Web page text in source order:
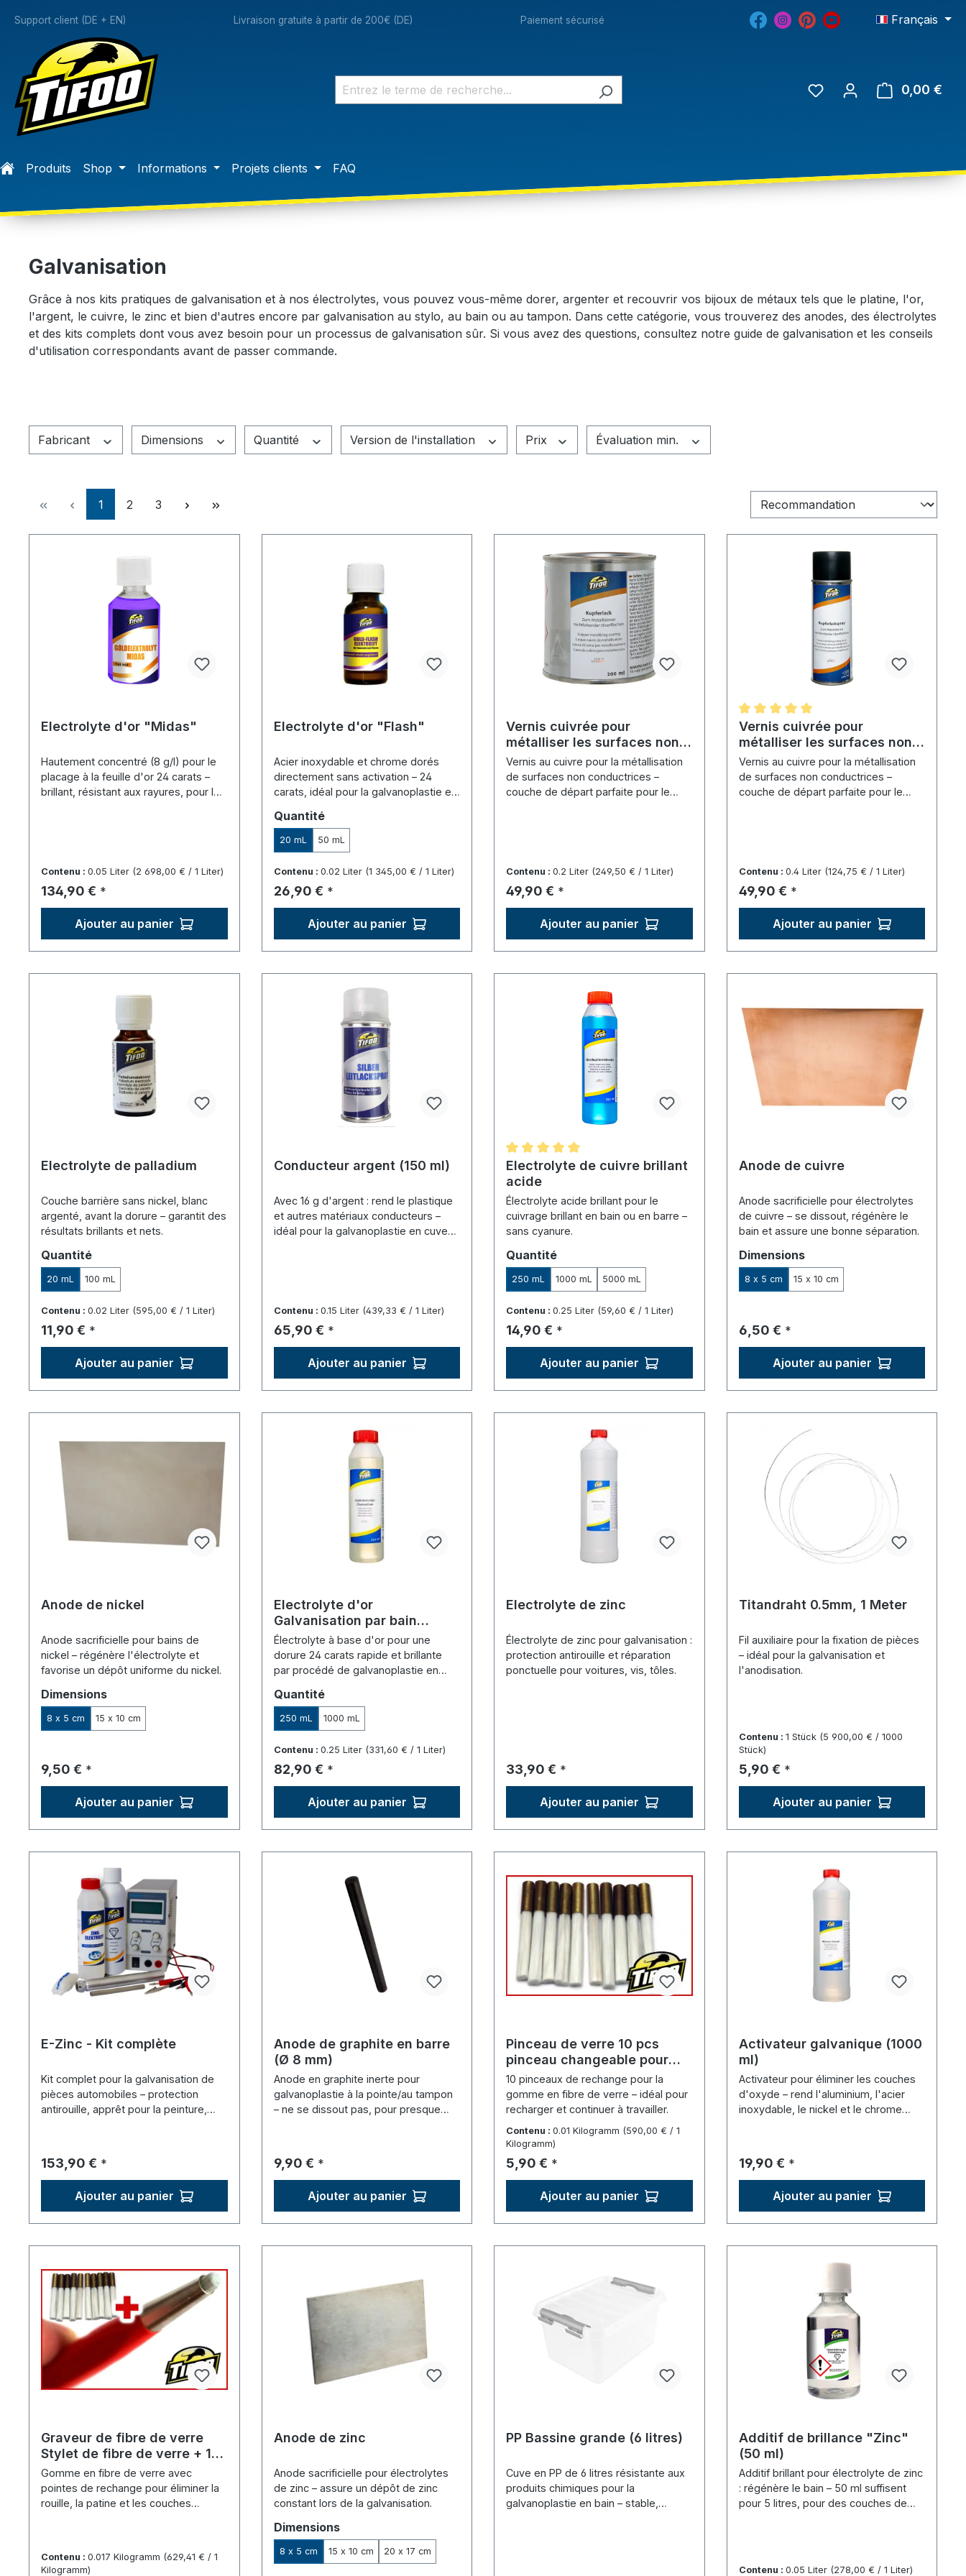
Passer à la navigation principale
Support client (DE + EN) Livraison gratuite à partir de 200€ (DE) Paiement sécurisé Français
0,00 €
Produits Shop Informations Projets clients FAQ
Galvanisation
Grâce à nos kits pratiques de galvanisation et à nos électrolytes, vous pouvez vous-même dorer, argenter et recouvrir vos bijoux de métaux tels que le platine, l'or,
l'argent, le cuivre, le zinc et bien d'autres encore par galvanisation au stylo, au bain ou au tampon. Dans cette catégorie, vous trouverez des anodes, des électrolytes
et des kits complets dont vous avez besoin pour un processus de galvanisation sûr. Si vous avez des questions, consultez notre guide de galvanisation et les conseils
d'utilisation correspondants avant de passer commande.
Fabricant Dimensions Quantité Version de l'installation Prix Évaluation min.
Page
1 Page
2 Page
3
Electrolyte d'or "Midas"
Hautement concentré (8 g/l) pour le
placage à la feuille d'or 24 carats –
brillant, résistant aux rayures, pour la
Contenu : 0.05 Liter (2 698,00 € / 1 Liter)
Prix régulier :
134,90 € *
Ajouter au panier
Electrolyte d'or "Flash"
Acier inoxydable et chrome dorés
directement sans activation – 24
carats, idéal pour la galvanoplastie en
Sélectionnez
Quantité
20 mL 50 mL
Contenu : 0.02 Liter (1 345,00 € / 1 Liter)
Prix régulier :
26,90 € *
Ajouter au panier
Vernis cuivrée pour
métalliser les surfaces non
conductrices - boîte (200
ml)
Vernis au cuivre pour la métallisation
de surfaces non conductrices –
couche de départ parfaite pour le
Contenu : 0.2 Liter (249,50 € / 1 Liter)
Prix régulier :
49,90 € *
Ajouter au panier
Note moyenne de 5 sur 5 étoiles
Vernis cuivrée pour
métalliser les surfaces non
conductrices - Spray (400
ml)
Vernis au cuivre pour la métallisation
de surfaces non conductrices –
couche de départ parfaite pour le
Contenu : 0.4 Liter (124,75 € / 1 Liter)
Prix régulier :
49,90 € *
Ajouter au panier
Electrolyte de palladium
Couche barrière sans nickel, blanc
argenté, avant la dorure – garantit des
résultats brillants et nets.
Sélectionnez
Quantité
20 mL 100 mL
Contenu : 0.02 Liter (595,00 € / 1 Liter)
Prix régulier :
11,90 € *
Ajouter au panier
Conducteur argent (150 ml)
Avec 16 g d'argent : rend le plastique
et autres matériaux conducteurs –
idéal pour la galvanoplastie en cuve
Contenu : 0.15 Liter (439,33 € / 1 Liter)
Prix régulier :
65,90 € *
Ajouter au panier
Note moyenne de 5 sur 5 étoiles
Electrolyte de cuivre brillant
acide
Électrolyte acide brillant pour le
cuivrage brillant en bain ou en barre –
sans cyanure.
Sélectionnez
Quantité
250 mL 1000 mL 5000 mL
Contenu : 0.25 Liter (59,60 € / 1 Liter)
Prix régulier :
14,90 € *
Ajouter au panier
Anode de cuivre
Anode sacrificielle pour électrolytes
de cuivre – se dissout, régénère le
bain et assure une bonne séparation.
Sélectionnez
Dimensions
8 x 5 cm 15 x 10 cm
Prix régulier :
6,50 € *
Ajouter au panier
Anode de nickel
Anode sacrificielle pour bains de
nickel – régénère l'électrolyte et
favorise un dépôt uniforme du nickel.
Sélectionnez
Dimensions
8 x 5 cm 15 x 10 cm
Prix régulier :
9,50 € *
Ajouter au panier
Electrolyte d'or
Galvanisation par bain
"Chamaeleon"
Électrolyte à base d'or pour une
dorure 24 carats rapide et brillante
par procédé de galvanoplastie en
Sélectionnez
Quantité
250 mL 1000 mL
Contenu : 0.25 Liter (331,60 € / 1 Liter)
Prix régulier :
82,90 € *
Ajouter au panier
Electrolyte de zinc
Électrolyte de zinc pour galvanisation :
protection antirouille et réparation
ponctuelle pour voitures, vis, tôles.
Prix régulier :
33,90 € *
Ajouter au panier
Titandraht 0.5mm, 1 Meter
Fil auxiliaire pour la fixation de pièces
– idéal pour la galvanisation et
l'anodisation.
Contenu : 1 Stück (5 900,00 € / 1000
Stück)
Prix régulier :
5,90 € *
Ajouter au panier
E-Zinc - Kit complète
Kit complet pour la galvanisation de
pièces automobiles – protection
antirouille, apprêt pour la peinture,
Prix régulier :
153,90 € *
Ajouter au panier
Anode de graphite en barre
(Ø 8 mm)
Anode en graphite inerte pour
galvanoplastie à la pointe/au tampon
– ne se dissout pas, pour presque
Prix régulier :
9,90 € *
Ajouter au panier
Pinceau de verre 10 pcs
pinceau changeable pour
graveur/stylet de fibre en
verre
10 pinceaux de rechange pour la
gomme en fibre de verre – idéal pour
recharger et continuer à travailler.
Contenu : 0.01 Kilogramm (590,00 € / 1
Kilogramm)
Prix régulier :
5,90 € *
Ajouter au panier
Activateur galvanique (1000
ml)
Activateur pour éliminer les couches
d'oxyde – rend l'aluminium, l'acier
inoxydable, le nickel et le chrome
Prix régulier :
19,90 € *
Ajouter au panier
Graveur de fibre de verre
Stylet de fibre de verre + 11
pointes (4 mm)
Gomme en fibre de verre avec
pointes de rechange pour éliminer la
rouille, la patine et les couches
Contenu : 0.017 Kilogramm (629,41 € / 1
Kilogramm)
Anode de zinc
Anode sacrificielle pour électrolytes
de zinc – assure un dépôt de zinc
constant lors de la galvanisation.
Sélectionnez
Dimensions
8 x 5 cm 15 x 10 cm 20 x 17 cm
PP Bassine grande (6 litres)
Cuve en PP de 6 litres résistante aux
produits chimiques pour la
galvanoplastie en bain – stable,
Additif de brillance "Zinc"
(50 ml)
Additif brillant pour électrolyte de zinc
: régénère le bain – 50 ml suffisent
pour 5 litres, pour des couches de
Contenu : 0.05 Liter (278,00 € / 1 Liter)